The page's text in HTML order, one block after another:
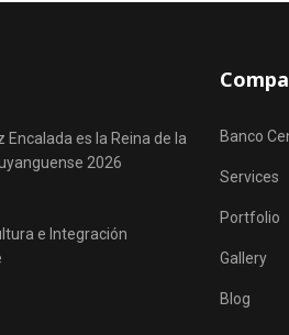
Encalada es la Reina de la
2026
e Integración
Banco
Services
Portfolio
Gallery
Blog